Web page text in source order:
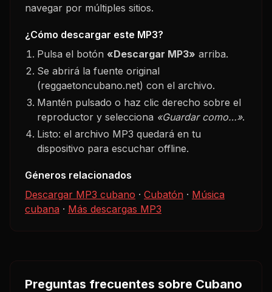
navegar por múltiples sitios.
¿Cómo descargar este MP3?
Pulsa el botón «Descargar MP3» arriba.
Se abrirá la fuente original
(reggaetoncubano.net) con el archivo.
Mantén pulsado o haz clic derecho sobre el
reproductor y selecciona «Guardar como…».
Listo: el archivo MP3 quedará en tu
dispositivo para escuchar offline.
Géneros relacionados
Descargar MP3 cubano · Cubatón · Música
cubana · Más descargas MP3
Preguntas frecuentes sobre Cubano